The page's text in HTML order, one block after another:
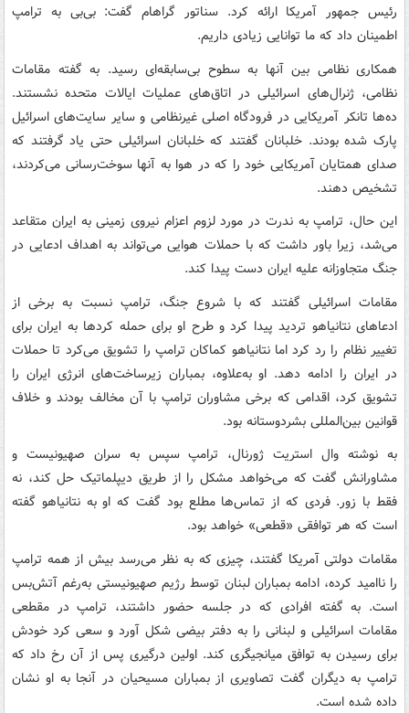
رئیس جمهور آمریکا ارائه کرد. سناتور گراهام گفت: بی‌بی به ترامپ
اطمینان داد که ما توانایی زیادی داریم.
همکاری نظامی بین آنها به سطوح بی‌سابقه‌ای رسید. به گفته مقامات
نظامی، ژنرال‌های اسرائیلی در اتاق‌های عملیات ایالات متحده نشستند.
ده‌ها تانکر آمریکایی در فرودگاه اصلی غیرنظامی و سایر سایت‌های اسرائیل
پارک شده بودند. خلبانان گفتند که خلبانان اسرائیلی حتی یاد گرفتند که
صدای همتایان آمریکایی خود را که در هوا به آنها سوخت‌رسانی می‌کردند،
تشخیص دهند.
این حال، ترامپ به ندرت در مورد لزوم اعزام نیروی زمینی به ایران متقاعد
می‌شد، زیرا باور داشت که با حملات هوایی می‌تواند به اهداف ادعایی در
جنگ متجاوزانه علیه ایران دست پیدا کند.
مقامات اسرائیلی گفتند که با شروع جنگ، ترامپ نسبت به برخی از
ادعاهای نتانیاهو تردید پیدا کرد و طرح او برای حمله کردها به ایران برای
تغییر نظام را رد کرد اما نتانیاهو کماکان ترامپ را تشویق می‌کرد تا حملات
در ایران را ادامه دهد. او به‌علاوه، بمباران زیرساخت‌های انرژی ایران را
تشویق کرد، اقدامی که برخی مشاوران ترامپ با آن مخالف بودند و خلاف
قوانین بین‌المللی بشردوستانه بود.
به نوشته وال استریت ژورنال، ترامپ سپس به سران صهیونیست و
مشاورانش گفت که می‌خواهد مشکل را از طریق دیپلماتیک حل کند، نه
فقط با زور. فردی که از تماس‌ها مطلع بود گفت که او به نتانیاهو گفته
است که هر توافقی «قطعی» خواهد بود.
مقامات دولتی آمریکا گفتند، چیزی که به نظر می‌رسد بیش از همه ترامپ
را ناامید کرده، ادامه بمباران لبنان توسط رژیم صهیونیستی به‌رغم آتش‌بس
است. به گفته افرادی که در جلسه حضور داشتند، ترامپ در مقطعی
مقامات اسرائیلی و لبنانی را به دفتر بیضی شکل آورد و سعی کرد خودش
برای رسیدن به توافق میانجیگری کند. اولین درگیری پس از آن رخ داد که
ترامپ به دیگران گفت تصاویری از بمباران مسیحیان در آنجا به او نشان
داده شده است.